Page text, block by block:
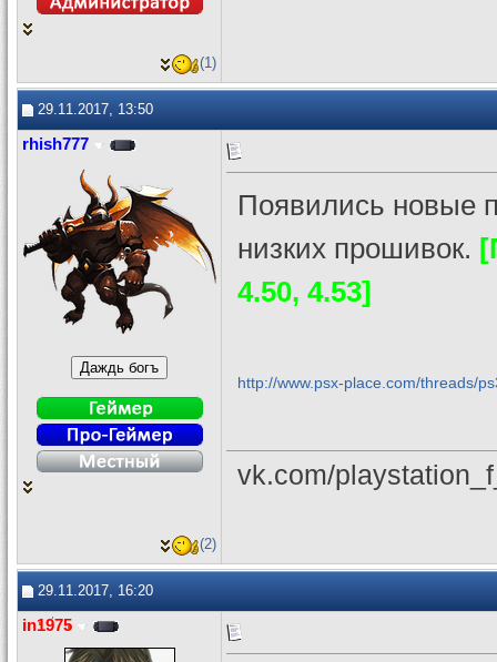
(1)
29.11.2017, 13:50
rhish777
Появились новые
низких прошивок.
4.50, 4.53]
http://www.psx-place.com/threads/
vk.com/
(2)
29.11.2017, 16:20
in1975